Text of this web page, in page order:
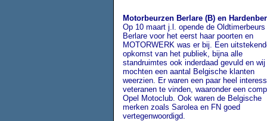
Motorbeurzen Berlare (B) en
Op 10 maart j.l. opende de
Berlare voor het eerst haar poorten en
MOTORWERK was er bij. Een
opkomst van het publiek, bijna alle
standruimtes ook inderdaad gevuld en
mochten een aantal Belgische klanten
weerzien. Er waren een paar heel
veteranen te vinden, waaronder een
Opel Motoclub. Ook waren de Belgische
merken zoals Sarolea en FN goed
vertegenwoordigd.